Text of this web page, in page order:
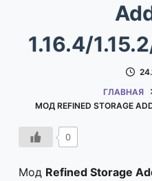
1.16.4/
ГЛАВНАЯ
МОД REFINED STORAGE
0
Мод Refined Storage